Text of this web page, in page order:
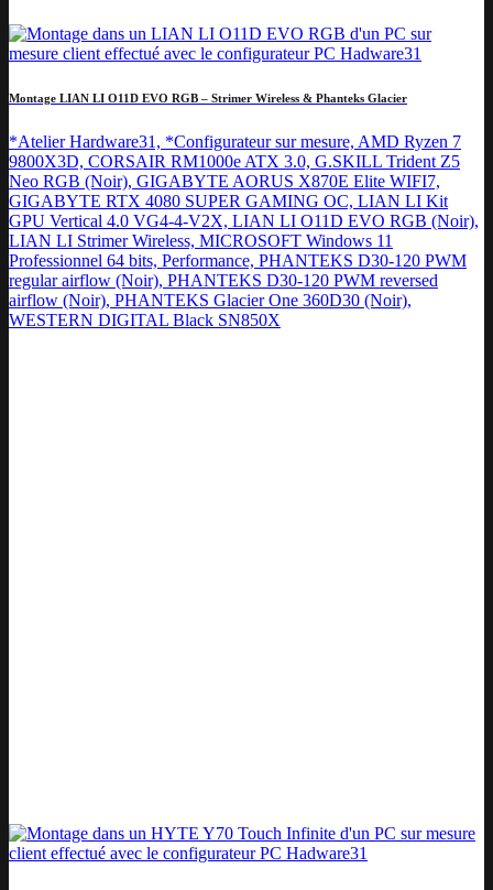
Montage LIAN LI O11D EVO RGB – Strimer Wireless & Phanteks Glacier
*Atelier Hardware31, *Configurateur sur mesure, AMD Ryzen 7
9800X3D, CORSAIR RM1000e ATX 3.0, G.SKILL Trident Z5
Neo RGB (Noir), GIGABYTE AORUS X870E Elite WIFI7,
GIGABYTE RTX 4080 SUPER GAMING OC, LIAN LI Kit
GPU Vertical 4.0 VG4-4-V2X, LIAN LI O11D EVO RGB (Noir),
LIAN LI Strimer Wireless, MICROSOFT Windows 11
Professionnel 64 bits, Performance, PHANTEKS D30-120 PWM
regular airflow (Noir), PHANTEKS D30-120 PWM reversed
airflow (Noir), PHANTEKS Glacier One 360D30 (Noir),
WESTERN DIGITAL Black SN850X